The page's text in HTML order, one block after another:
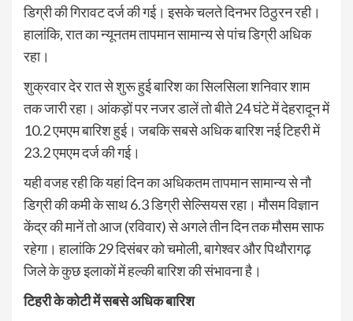
डिग्री की गिरावट दर्ज की गई। इसके चलते दिनभर ठिठुरन रही।
हालांकि, रात का न्यूनतम तापमान सामान्य से पांच डिग्री अधिक
रहा।
शुक्रवार देर रात से शुरू हुई बारिश का सिलसिला शनिवार शाम
तक जारी रहा। आंकड़ों पर नजर डालें तो बीते 24 घंटे में देहरादून में
10.2 एमएम बारिश हुई। जबकि सबसे अधिक बारिश नई टिहरी में
23.2 एमएम दर्ज की गई।
यही वजह रही कि यहां दिन का अधिकतम तापमान सामान्य से नौ
डिग्री की कमी के साथ 6.3 डिग्री सेल्सियस रहा। मौसम विज्ञान
केंद्र की मानें तो आज (रविवार) से अगले तीन दिन तक मौसम साफ
रहेगा। हालांकि 29 दिसंबर को चमोली, बागेश्वर और पिथौरागढ़
जिले के कुछ इलाकों में हल्की बारिश की संभावना है।
टिहरी के कोटी में सबसे अधिक बारिश